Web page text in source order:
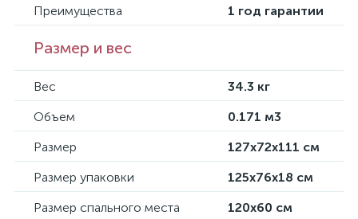
Преимущества
1 год гарантии
Размер и вес
Вес
34.3 кг
Объем
0.171 м3
Размер
127x72x111 см
Размер упаковки
125x76x18 см
Размер спального места
120х60 см